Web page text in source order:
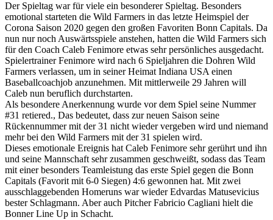
Der Spieltag war für viele ein besonderer Spieltag. Besonders
emotional starteten die Wild Farmers in das letzte Heimspiel der
Corona Saison 2020 gegen den großen Favoriten Bonn Capitals. Da
nun nur noch Auswärtsspiele anstehen, hatten die Wild Farmers sich
für den Coach Caleb Fenimore etwas sehr persönliches ausgedacht.
Spielertrainer Fenimore wird nach 6 Spieljahren die Dohren Wild
Farmers verlassen, um in seiner Heimat Indiana USA einen
Baseballcoachjob anzunehmen. Mit mittlerweile 29 Jahren will
Caleb nun beruflich durchstarten.
Als besondere Anerkennung wurde vor dem Spiel seine Nummer
#31 retiered., Das bedeutet, dass zur neuen Saison seine
Rückennummer mit der 31 nicht wieder vergeben wird und niemand
mehr bei den Wild Farmers mit der 31 spielen wird.
Dieses emotionale Ereignis hat Caleb Fenimore sehr gerührt und ihn
und seine Mannschaft sehr zusammen geschweißt, sodass das Team
mit einer besonders Teamleistung das erste Spiel gegen die Bonn
Capitals (Favorit mit 6-0 Siegen) 4:6 gewonnen hat. Mit zwei
ausschlaggebenden Homeruns war wieder Edvardas Matusevicius
bester Schlagmann. Aber auch Pitcher Fabricio Cagliani hielt die
Bonner Line Up in Schacht.